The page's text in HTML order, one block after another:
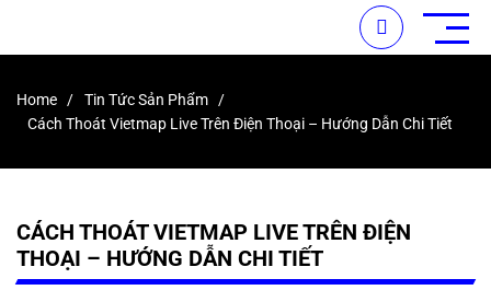
Home
Tin Tức Sản Phẩm
Cách Thoát Vietmap Live Trên Điện Thoại – Hướng Dẫn Chi Tiết
CÁCH THOÁT VIETMAP LIVE TRÊN ĐIỆN
THOẠI – HƯỚNG DẪN CHI TIẾT